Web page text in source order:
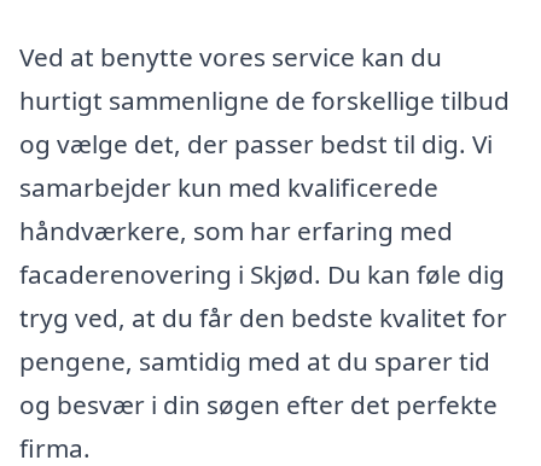
Ved at benytte vores service kan du
hurtigt sammenligne de forskellige tilbud
og vælge det, der passer bedst til dig. Vi
samarbejder kun med kvalificerede
håndværkere, som har erfaring med
facaderenovering i Skjød. Du kan føle dig
tryg ved, at du får den bedste kvalitet for
pengene, samtidig med at du sparer tid
og besvær i din søgen efter det perfekte
firma.